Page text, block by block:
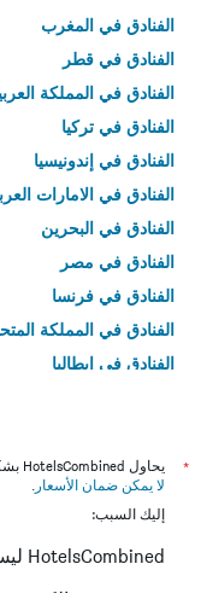
الفنادق في المغرب
الفنادق في قطر
الفنادق في المملكة
الفنادق في تركيا
الفنادق في إندونيسيا
الفنادق في الامارات
الفنادق في البحرين
الفنادق في مصر
الفنادق في فرنسا
الفنادق في المملكة
الفنادق في إيطاليا
*
يحاول HotelsCombined بشكل دائم الحصول على الأسعار الدقيقة، ولكن
لا يمكن ضمان الأسعار .
إليك السبب:
HotelsCombined ليس البائع